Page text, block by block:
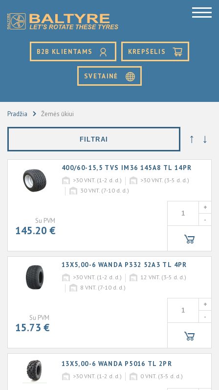
B2B KLIENTAMS KREPŠELIS
SVETAINĖ
Pradžia Žemės ūkiui
FILTRAI ↑ ↓
400/60-15,5 TVS IM36 145A8 TL 14PR
>30 VNT. (1-2 d. d.) >30 VNT. (3-5 d. d.)
30 VNT. (7-10 d. d.)
Su PVM
145.20 €
+
-
13X5,00-6 WANDA P332 52A3 TL 4PR
>30 VNT. (1-2 d. d.) 12 VNT. (3-5 d. d.)
8 VNT. (7-10 d. d.)
Su PVM
15.73 €
+
-
13X5,00-6 WANDA P5016 TL 2PR
>30 VNT. (1-2 d. d.) 0 VNT. (3-5 d. d.)